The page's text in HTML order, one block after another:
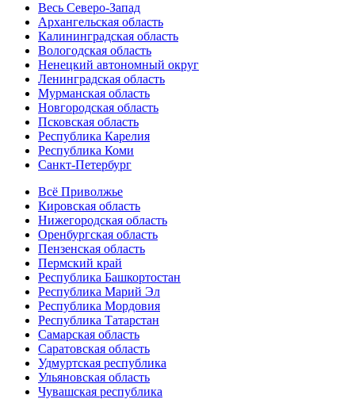
Весь Северо-Запад
Архангельская область
Калининградская область
Вологодская область
Ненецкий автономный округ
Ленинградская область
Мурманская область
Новгородская область
Псковская область
Республика Карелия
Республика Коми
Санкт-Петербург
Всё Приволжье
Кировская область
Нижегородская область
Оренбургская область
Пензенская область
Пермский край
Республика Башкортостан
Республика Марий Эл
Республика Мордовия
Республика Татарстан
Самарская область
Саратовская область
Удмуртская республика
Ульяновская область
Чувашская республика